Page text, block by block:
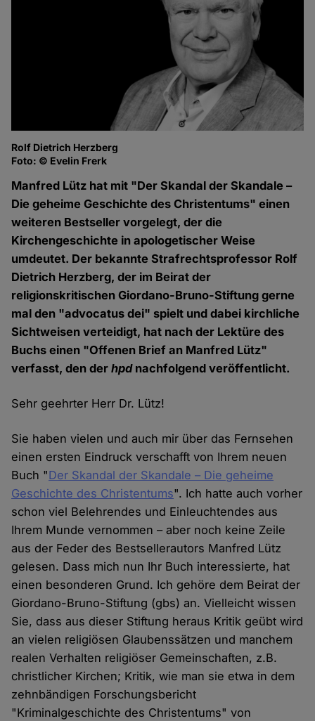
Rolf Dietrich Herzberg
Foto: © Evelin Frerk
Manfred Lütz hat mit "Der Skandal der Skandale –
Die geheime Geschichte des Christentums" einen
weiteren Bestseller vorgelegt, der die
Kirchengeschichte in apologetischer Weise
umdeutet. Der bekannte Strafrechtsprofessor Rolf
Dietrich Herzberg, der im Beirat der
religionskritischen Giordano-Bruno-Stiftung gerne
mal den "advocatus dei" spielt und dabei kirchliche
Sichtweisen verteidigt, hat nach der Lektüre des
Buchs einen "Offenen Brief an Manfred Lütz"
verfasst, den derhpdnachfolgend veröffentlicht.
Sehr geehrter Herr Dr. Lütz!
Sie haben vielen und auch mir über das Fernsehen
einen ersten Eindruck verschafft von Ihrem neuen
Buch "Der Skandal der Skandale – Die geheime
Geschichte des Christentums". Ich hatte auch vorher
schon viel Belehrendes und Einleuchtendes aus
Ihrem Munde vernommen – aber noch keine Zeile
aus der Feder des Bestsellerautors Manfred Lütz
gelesen. Dass mich nun Ihr Buch interessierte, hat
einen besonderen Grund. Ich gehöre dem Beirat der
Giordano-Bruno-Stiftung (gbs) an. Vielleicht wissen
Sie, dass aus dieser Stiftung heraus Kritik geübt wird
an vielen religiösen Glaubenssätzen und manchem
realen Verhalten religiöser Gemeinschaften, z.B.
christlicher Kirchen; Kritik, wie man sie etwa in dem
zehnbändigen Forschungsbericht
"Kriminalgeschichte des Christentums" von